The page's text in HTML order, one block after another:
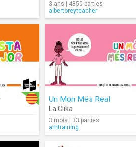
3 ans | 4350 parties
albertoreyteacher
Un Mon Més Real
La Clika
3 mois | 33 parties
amtraining